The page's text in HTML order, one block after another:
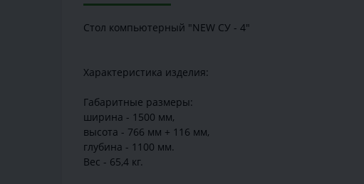
Стол компьютерный "NEW СУ - 4"
Характеристика изделия:
Габаритные размеры:
ширина - 1500 мм,
высота - 766 мм + 116 мм,
глубина - 1100 мм.
Вес - 65,4 кг.